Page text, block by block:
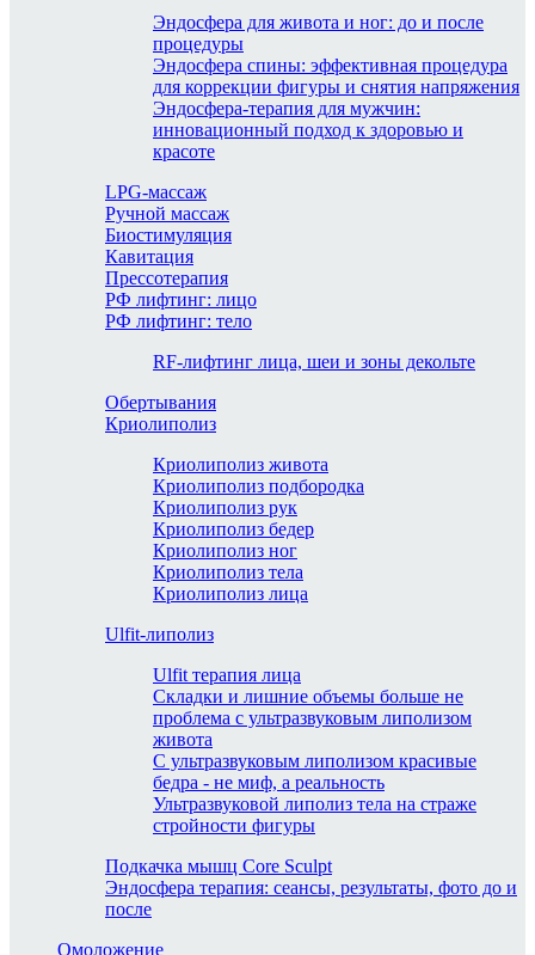
Эндосфера для живота и ног: до и после
процедуры
Эндосфера спины: эффективная процедура
для коррекции фигуры и снятия напряжения
Эндосфера-терапия для мужчин:
инновационный подход к здоровью и
красоте
LPG-массаж
Ручной массаж
Биостимуляция
Кавитация
Прессотерапия
РФ лифтинг: лицо
РФ лифтинг: тело
RF-лифтинг лица, шеи и зоны декольте
Обертывания
Криолиполиз
Криолиполиз живота
Криолиполиз подбородка
Криолиполиз рук
Криолиполиз бедер
Криолиполиз ног
Криолиполиз тела
Криолиполиз лица
Ulfit-липолиз
Ulfit терапия лица
Складки и лишние объемы больше не
проблема с ультразвуковым липолизом
живота
С ультразвуковым липолизом красивые
бедра - не миф, а реальность
Ультразвуковой липолиз тела на страже
стройности фигуры
Подкачка мышц Core Sculpt
Эндосфера терапия: сеансы, результаты, фото до и
после
Омоложение